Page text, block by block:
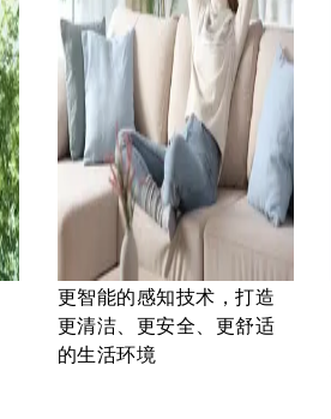
更智能的感知技术，打造
更清洁、更安全、更舒适
的生活环境